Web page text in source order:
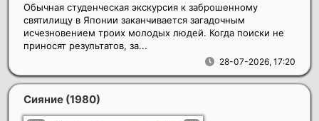
28-07-2026, 17:20
Обычная студенческая экскурсия к заброшенному
святилищу в Японии заканчивается загадочным
исчезновением троих молодых людей. Когда поиски не
приносят результатов, за...
Сияние (1980)